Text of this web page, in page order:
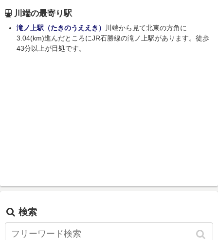
川端の最寄り駅
滝ノ上駅（たきのうええき）
川端から見て北東の方角に
3.04(km)進んだところにJR石勝線の滝ノ上駅があります。徒歩
43分以上が目処です。
検索